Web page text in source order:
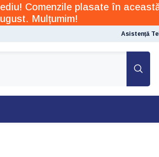
Comenzile plasate în
Mulțumim!
Asistență